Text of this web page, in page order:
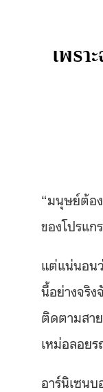
เพร
“มนุษย์ต้อ
ของโปรแก
แต่แน่นอน
นี้อย่างจริง
ติดตามสา
เหม่อลอย
อาร์นิเซน